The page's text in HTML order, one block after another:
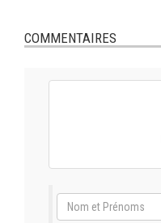
COMMENTAIRES